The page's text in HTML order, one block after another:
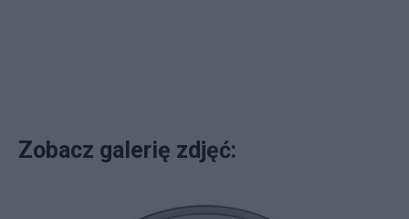
Zobacz galerię zdjęć: